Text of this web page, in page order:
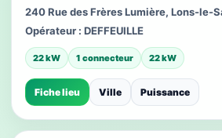
240 Rue des Frères Lumière, Lons-le-
Opérateur : DEFFEUILLE
22 kW 1 connecteur 22 kW
Fiche lieu Ville Puissance